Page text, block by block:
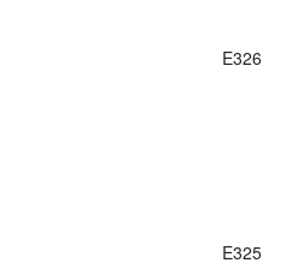
E326
E325